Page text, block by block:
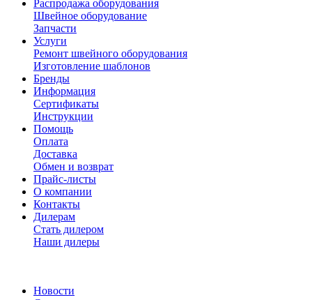
Распродажа оборудования
Швейное оборудование
Запчасти
Услуги
Ремонт швейного оборудования
Изготовление шаблонов
Бренды
Информация
Сертификаты
Инструкции
Помощь
Оплата
Доставка
Обмен и возврат
Прайс-листы
О компании
Контакты
Дилерам
Стать дилером
Наши дилеры
Новости